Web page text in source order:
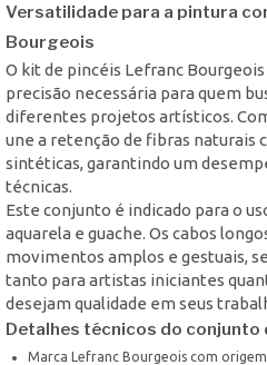
Versatilidade para a pintura
Bourgeois
O kit de pincéis Lefranc
precisão necessária para quem
diferentes projetos artísticos.
une a retenção de fibras naturais
sintéticas, garantindo um
técnicas.
Este conjunto é indicado para o
aquarela e guache. Os cabos
movimentos amplos e gestuais,
tanto para artistas iniciantes
desejam qualidade em seus
Detalhes técnicos do conjunto
Marca Lefranc Bourgeois com origem